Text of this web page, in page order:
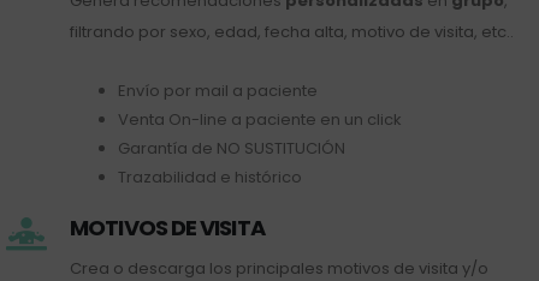
filtrando por sexo, edad, fecha alta, motivo de visita, etc..
Envío por mail a paciente
Venta On-line a paciente en un click
Garantía de NO SUSTITUCIÓN
Trazabilidad e histórico
MOTIVOS DE VISITA
Crea o descarga los principales motivos de visita y/o